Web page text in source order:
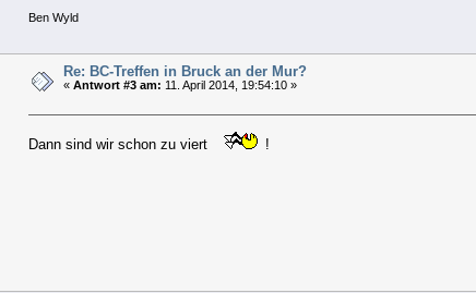
Ben Wyld
Re: BC-Treffen in Bruck an der Mur?
«Antwort #3 am: 11. April 2014, 19:54:10 »
Dann sind wir schon zu viert !